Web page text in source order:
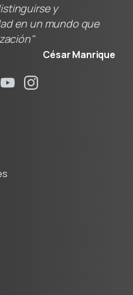
y
en un mundo que
César Manrique